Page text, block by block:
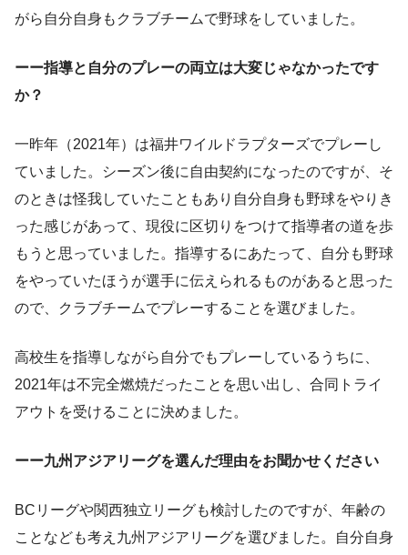
がら自分自身もクラブチームで野球をしていました。
ーー指導と自分のプレーの両立は大変じゃなかったです
か？
一昨年（2021年）は福井ワイルドラプターズでプレーし
ていました。シーズン後に自由契約になったのですが、そ
のときは怪我していたこともあり自分自身も野球をやりき
った感じがあって、現役に区切りをつけて指導者の道を歩
もうと思っていました。指導するにあたって、自分も野球
をやっていたほうが選手に伝えられるものがあると思った
ので、クラブチームでプレーすることを選びました。
高校生を指導しながら自分でもプレーしているうちに、
2021年は不完全燃焼だったことを思い出し、合同トライ
アウトを受けることに決めました。
ーー九州アジアリーグを選んだ理由をお聞かせください
BCリーグや関西独立リーグも検討したのですが、年齢の
ことなども考え九州アジアリーグを選びました。自分自身